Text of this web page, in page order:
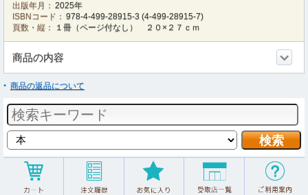
出版年月： 2025年
ISBNコード： 978-4-499-28915-3 (4-499-28915-7)
頁数・縦：
１冊（ページ付なし） ２０×２７ｃｍ
商品の内容
商品の返品について